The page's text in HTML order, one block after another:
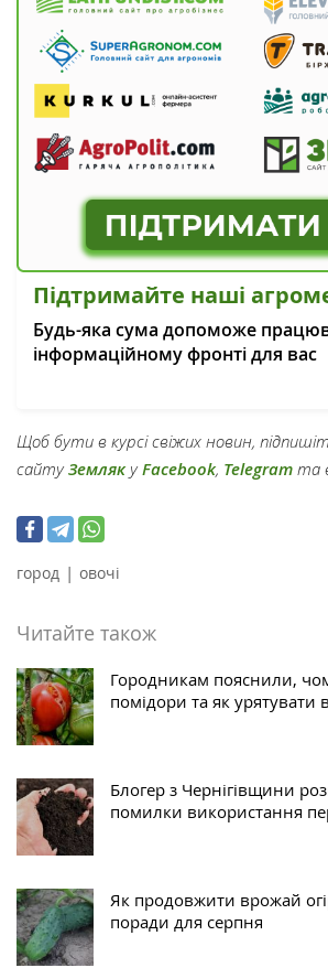
Підтримайте наші
Будь-яка сума допоможе
інформаційному фронті для вас
Щоб бути в курсі свіжих новин,
сайтуЗемлякуFacebook, Telegram та
город | овочі
Читайте також
Городникам пояснили,
помідори та як урятувати
Блогер з Чернігівщини
помилки використання
Як продовжити врожай
поради для серпня